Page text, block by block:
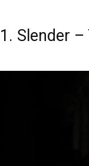
1. Slender –